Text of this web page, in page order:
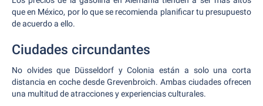
que en México, por lo que se recomienda planificar tu presupuesto
de acuerdo a ello.
Ciudades circundantes
No olvides que Düsseldorf y Colonia están a solo una corta
distancia en coche desde Grevenbroich. Ambas ciudades ofrecen
una multitud de atracciones y experiencias culturales.